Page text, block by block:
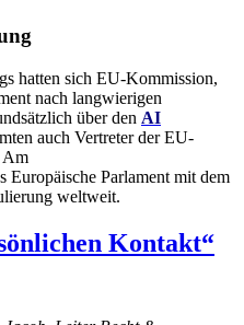
hatten sich EU-Kommission,
nach langwierigen
über den AI
auch Vertreter der EU-
Am
Europäische Parlament mit dem
weltweit.
Kontakt“